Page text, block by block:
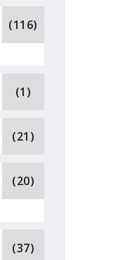
(116)
(1)
(21)
(20)
(37)